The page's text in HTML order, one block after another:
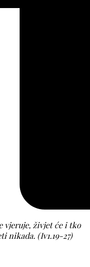
vjeruje, živjet će i tko
nikada. (Iv1.19-27)